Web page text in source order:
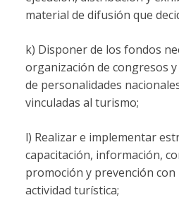
material de difusión que
k) Disponer de los fondos
organización de congresos
de personalidades
vinculadas al turismo;
l) Realizar e implementar
capacitación, información,
promoción y prevención
actividad turística;